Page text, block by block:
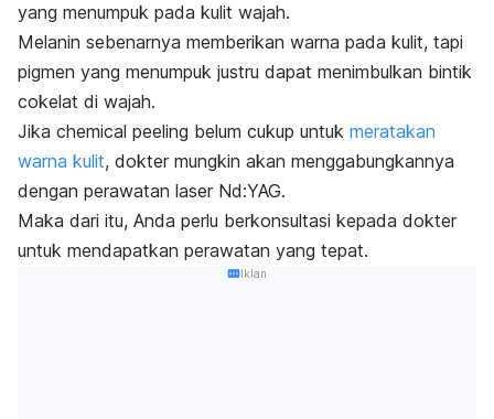
yang menumpuk pada kulit wajah.
Melanin sebenarnya memberikan warna pada kulit, tapi
pigmen yang menumpuk justru dapat menimbulkan bintik
cokelat di wajah.
Jika chemical peeling belum cukup untuk meratakan
warna kulit, dokter mungkin akan menggabungkannya
dengan perawatan laser Nd:YAG.
Maka dari itu, Anda perlu berkonsultasi kepada dokter
untuk mendapatkan perawatan yang tepat.
Iklan